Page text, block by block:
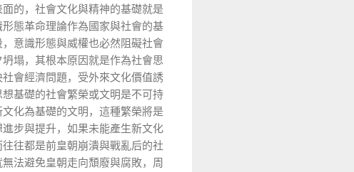
的，社會文化與精神的基礎就是
態革命理論作為國家與社會的基
意識形態與威權也必然阻礙社會
塌，其根本原因就是作為社會思
會經濟問題，受外來文化價值誘
基礎的社會繁榮或文明是不可持
化為基礎的文明，這種繁榮將是
步與提升，如果未能產生新文化
往都是前皇朝崩潰與戰亂后的社
法避免皇朝走向頹廢與腐敗，周